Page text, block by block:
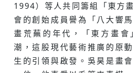
1994）等人共同籌組「東方
會的創始成員譽為「八大響
畫荒蕪的年代，「東方畫會
潮，這股現代藝術推廣的原
生的引領與啟發。吳昊是畫